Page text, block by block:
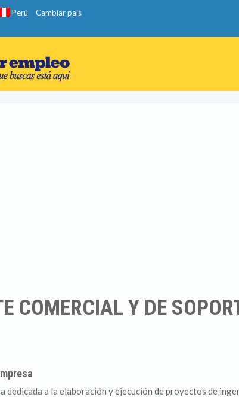
Perú Cambiar país
COMERCIAL Y DE
dedicada a la elaboración y ejecución de proyectos de